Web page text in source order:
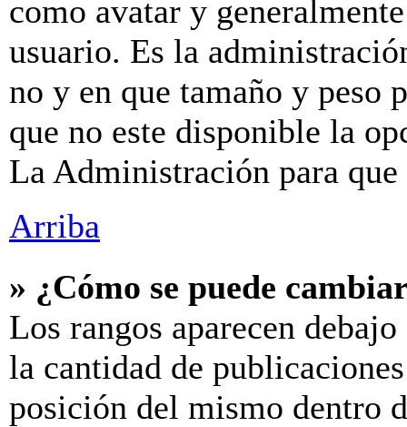
como avatar y
usuario. Es la
no y en que tamaño y peso
que no este disponible la
La Administración para que
Arriba
» ¿Cómo se puede
Los rangos aparecen
la cantidad de
posición del mismo dentro